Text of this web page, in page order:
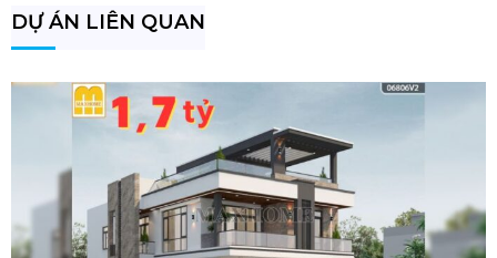
DỰ ÁN LIÊN QUAN